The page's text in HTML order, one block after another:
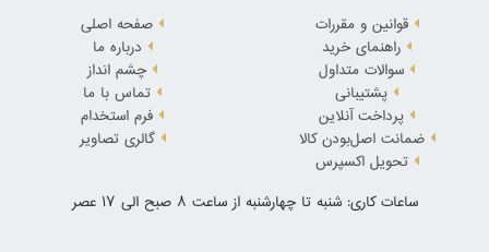
قوانین و مقررات
راهنمای خرید
سوالات متداول
پشتیبانی
پرداخت آنلاین
ضمانت اصل‌بودن کالا
تحویل اکسپرس
صفحه اصلی
درباره ما
چشم انداز
تماس با ما
فرم استخدام
گالری تصاویر
ساعات کاری: شنبه تا چهارشنبه از ساعت 8 صبح الی 17 عصر